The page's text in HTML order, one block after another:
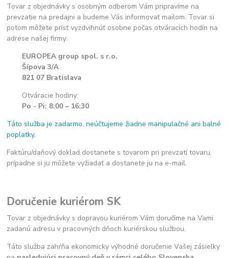
Tovar z objednávky s osobným odberom Vám pripravíme na
prevzatie na predajni a budeme Vás informovať mailom. Tovar si
potom môžete prísť vyzdvihnúť osobne počas otváracích hodín na
adrese našej firmy:
EUROPEA group spol. s r.o.
Šípova 3/A
821 07 Bratislava
Otváracie hodiny:
Po - Pi: 8:00 – 16:30
Táto služba je zadarmo, neúčtujeme žiadne manipulačné ani balné
poplatky.
Faktúru/daňový doklad dostanete s tovarom pri prevzatí tovaru,
prípadne si ju môžete vyžiadať a dostanete ju na e-mail.
Doručenie kuriérom SK
Tovar z objednávky s dopravou kuriérom Vám doručíme na Vami
zadanú adresu v pracovných dňoch kuriérskou službou.
Táto služba zahŕňa ekonomicky výhodné doručenie Vašej zásielky